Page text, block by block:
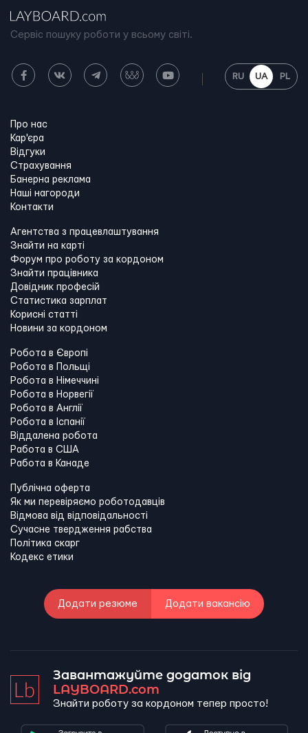
Сервіс пошуку роботи у всьому світі.
RU UA PL
Про нас
Кар'єра
Відгуки
Страхування
Банерна реклама
Наші нагороди
Контакти
Агентства з працевлаштування
Знайти на карті
Форум про роботу за кордоном
Знайти працівника
Довідник професій
Статистика зарплат
Корисні статті
Новини за кордоном
Робота в Європі
Робота в Польщі
Робота в Німеччині
Робота в Норвегії
Робота в Англії
Робота в Іспанії
Віддалена робота
Работа в США
Работа в Канадe
Публічна оферта
Як ми перевіряємо роботодавців
Відмова від відповідальності
Сучасне твердження рабства
Політика скарг
Кодекс етики
Додати резюме Додати вакансію
Завантажуйте додаток від
LAYBOARD.com
Знайти роботу за кордоном тепер просто!